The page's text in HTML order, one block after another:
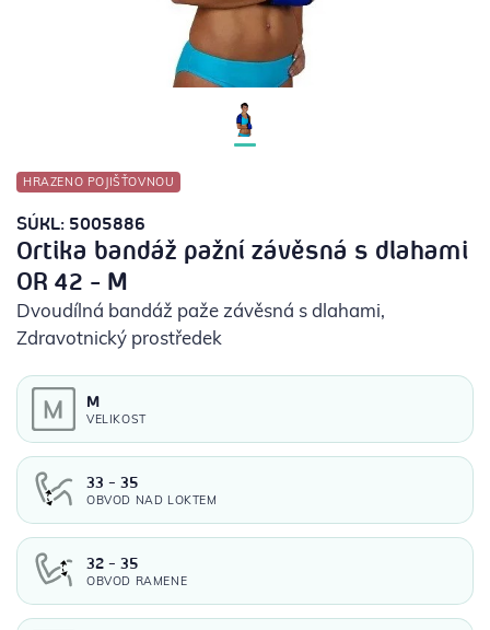
POTŘEBY PRO DIABETIKY
OCHRANNÉ POMŮCKY
HRAZENO POJIŠŤOVNOU
SÚKL: 5005886
Ortika bandáž pažní závěsná s dlahami
OR 42 - M
Dvoudílná bandáž paže závěsná s dlahami,
Zdravotnický prostředek
M
VELIKOST
33 - 35
OBVOD NAD LOKTEM
32 - 35
OBVOD RAMENE